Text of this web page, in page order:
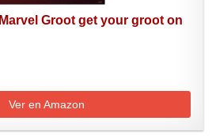
Groot get your groot on
Ver en Amazon